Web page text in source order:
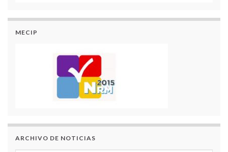
MECIP
ARCHIVO DE NOTICIAS